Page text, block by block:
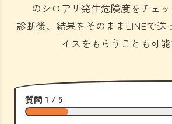
のシロアリ発生危険度をチェッ
診断後、結果をそのままLINEで送
イスをもらうことも可能
質問 1 / 5